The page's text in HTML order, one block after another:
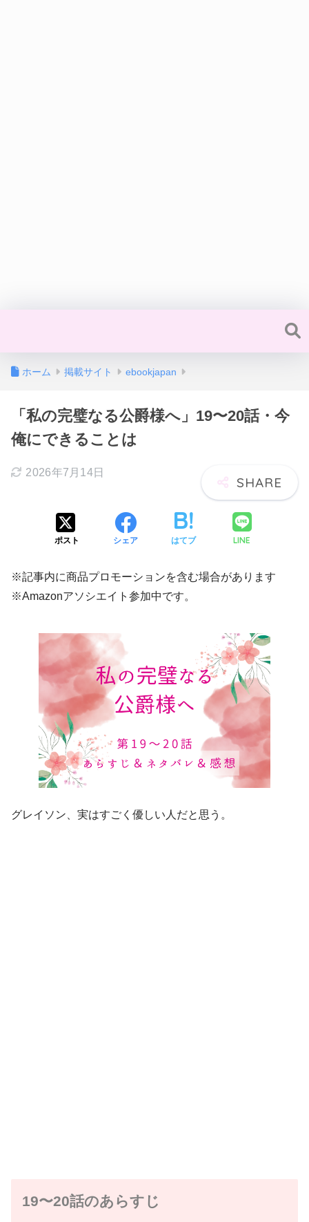
ホーム 掲載サイト ebookjapan
「私の完璧なる公爵様へ」19〜20話・今
俺にできることは
2026年7月14日
ポスト シェア はてブ LINE
※記事内に商品プロモーションを含む場合があります
※Amazonアソシエイト参加中です。
グレイソン、実はすごく優しい人だと思う。
19〜20話のあらすじ